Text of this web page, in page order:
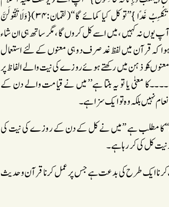
کو)’’کل‘‘ہمارے ساتھ بھیج دیجئے‘‘(یوسف:۱۲){مَاذَا تَکْسِبُ غَدًا }’’تو کل کیا کمائے گا‘‘(لقمان:۳۴){وَلَا تَقُولَنَّ
آپ یوں نہ کہیں ،میں اسے کل کروں گا،مگر ساتھ ہی ان شاء
کہہ لیجئے‘‘ (الکہف:۲۳)معلوم ہوا کہ قرآن میں لفظ غد صرف دو ہی معنوں کے لئے استعمال
اب دونوں معنوںکو ذہن میں رکھتے ہوئے روزے کی نیت والے الفاظ پر
معنیٰ یا تو یہ بنتا ہے’’ میں نے قیامت والے دن کے
نہیں بلکہ وہ تو ایک سزا ہے۔
مطلب ہے ’’میں نے کل کے دن کے روزے کی نیت کی
کل کی کر رہا ہے۔
ایک طرح کی بدعت ہے جس پر عمل کرنا قرآن وحدیث